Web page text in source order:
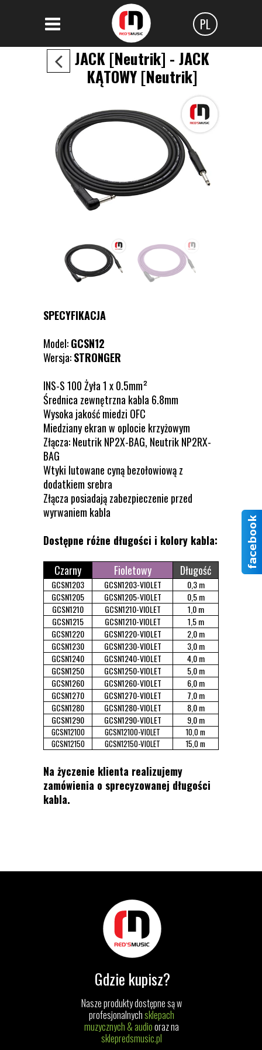
PL
Polski
Czeski
JACK [Neutrik] - JACK
KĄTOWY [Neutrik]
SPECYFIKACJA
Model:GCSN12
Wersja:STRONGER
INS-S 100 Żyła 1 x 0.5mm²
Średnica zewnętrzna kabla 6.8mm
Wysoka jakość miedzi OFC
Miedziany ekran w oplocie krzyżowym
Złącza: Neutrik NP2X-BAG, Neutrik NP2RX-
BAG
Wtyki lutowane cyną bezołowiową z
dodatkiem srebra
Złącza posiadają zabezpieczenie przed
wyrwaniem kabla
Dostępne różne długości i kolory kabla:
Czarny
Fioletowy Długość
GCSN1203 GCSN1203-VIOLET
0,3 m
GCSN1205
GCSN1205-VIOLET
0,5 m
GCSN1210
GCSN1210-VIOLET
1,0 m
GCSN1215
GCSN1210-VIOLET
1,5 m
GCSN1220
GCSN1220-VIOLET
2,0 m
GCSN1230
GCSN1230-VIOLET
3,0 m
GCSN1240
GCSN1240-VIOLET
4,0 m
GCSN1250
GCSN1250-VIOLET
5,0 m
GCSN1260
GCSN1260-VIOLET
6,0 m
GCSN1270
GCSN1270-VIOLET
7,0 m
GCSN1280
GCSN1280-VIOLET
8,0 m
GCSN1290
GCSN1290-VIOLET 9,0 m
GCSN12100 GCSN12100-VIOLET
10,0 m
GCSN12150
GCSN12150-VIOLET 15,0 m
Na życzenie klienta realizujemy
zamówienia o sprecyzowanej długości
kabla.
Nasze produkty dostępne są w
profesjonalnychsklepach
muzycznych & audiooraz na
sklepredsmusic.pl
Gdzie kupisz?